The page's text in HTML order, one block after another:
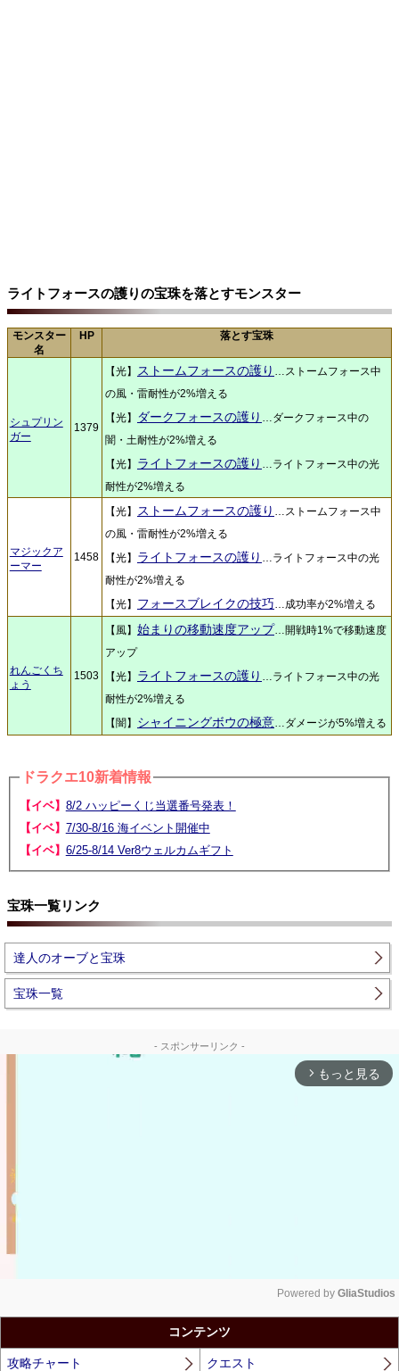
ライトフォースの護りの宝珠を落とすモンスター
モンスター
名
HP 落とす宝珠
シュプリン
ガー
1379
【光】 ストームフォースの護り …ストームフォース中
の風・雷耐性が2%増える
【光】
ダークフォースの護り …ダークフォース中の
闇・土耐性が2%増える
【光】 ライトフォースの護り …ライトフォース中の光
耐性が2%増える
マジックア
ーマー
1458
【光】 ストームフォースの護り …ストームフォース中
の風・雷耐性が2%増える
【光】 ライトフォースの護り …ライトフォース中の光
耐性が2%増える
【光】 フォースブレイクの技巧…成功率が2%増える
れんごくち
ょう
1503
【風】 始まりの移動速度アップ…開戦時1%で移動速度
アップ
【光】 ライトフォースの護り …ライトフォース中の光
耐性が2%増える
【闇】 シャイニングボウの極意…ダメージが5%増える
ドラクエ10新着情報
【イベ】 8/2 ハッピーくじ当選番号発表！
【イベ】 7/30-8/16 海イベント開催中
【イベ】 6/25-8/14 Ver8ウェルカムギフト
宝珠一覧リンク
達人のオーブと宝珠
宝珠一覧
- スポンサーリンク -
arrow_forward_ios もっと見る
Powered by GliaStudios
コンテンツ
攻略チャート クエスト